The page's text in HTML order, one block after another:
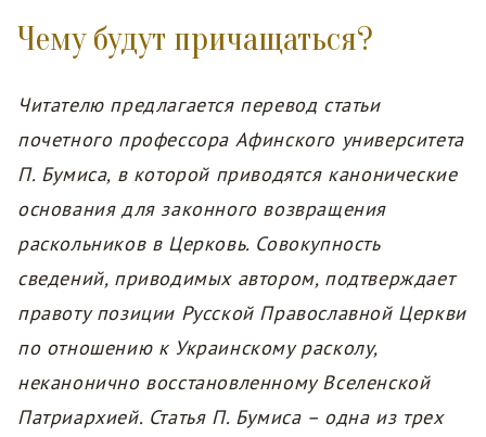
Чему будут причащаться?
Читателю предлагается перевод статьи
почетного профессора Афинского университета
П. Бумиса, в которой приводятся канонические
основания для законного возвращения
раскольников в Церковь. Совокупность
сведений, приводимых автором, подтверждает
правоту позиции Русской Православной Церкви
по отношению к Украинскому расколу,
неканонично восстановленному Вселенской
Патриархией. Статья П. Бумиса – одна из трех